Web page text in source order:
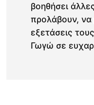
βοηθήσει
προλάβουν, να
εξετάσεις
Γωγώ σε